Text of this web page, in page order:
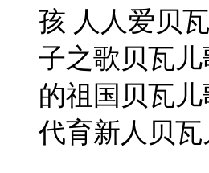
孩 人人爱贝
子之歌贝瓦儿
的祖国贝瓦儿
代育新人贝瓦